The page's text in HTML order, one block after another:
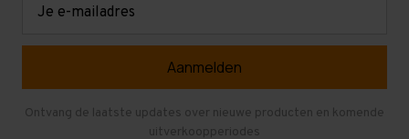
Gebruikte entresolvloeren
Ontvang de laatste updates over nieuwe producten en komende
uitverkoopperiodes